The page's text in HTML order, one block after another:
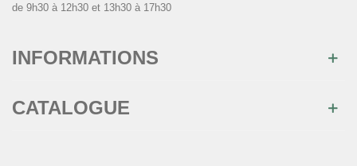
de 9h30 à 12h30 et 13h30 à 17h30
INFORMATIONS
CATALOGUE